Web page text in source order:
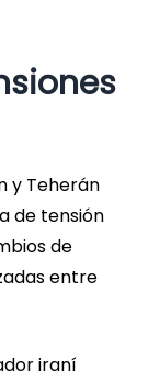
y Teherán
de tensión
de
entre
iraní